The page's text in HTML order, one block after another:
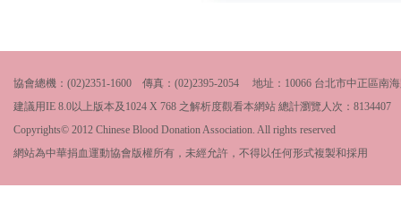
協會總機：(02)2351-1600 傳真：(02)2395-2054 地址：10066 台北市中正區南
建議用IE 8.0以上版本及1024 X 768 之解析度觀看本網站 總計瀏覽人次： 8134407
Copyrights© 2012 Chinese Blood Donation Association. All rights reserved
網站為中華捐血運動協會版權所有，未經允許，不得以任何形式複製和採用